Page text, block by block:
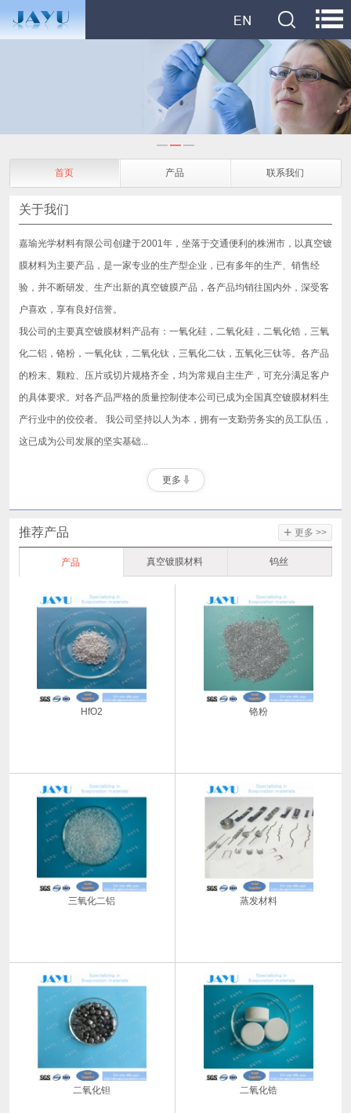
首页 产品 联系我们
关于我们
嘉瑜光学材料有限公司创建于2001年，坐落于交通便利的株洲市，以真空镀
膜材料为主要产品，是一家专业的生产型企业，已有多年的生产、销售经
验，并不断研发、生产出新的真空镀膜产品，各产品均销往国内外，深受客
户喜欢，享有良好信誉。
我公司的主要真空镀膜材料产品有：一氧化硅，二氧化硅，二氧化锆，三氧
化二铝，铬粉，一氧化钛，二氧化钛，三氧化二钛，五氧化三钛等。各产品
的粉末、颗粒、压片或切片规格齐全，均为常规自主生产，可充分满足客户
的具体要求。对各产品严格的质量控制使本公司已成为全国真空镀膜材料生
产行业中的佼佼者。 我公司坚持以人为本，拥有一支勤劳务实的员工队伍，
这已成为公司发展的坚实基础...
更多
推荐产品 + 更多 >>
产品 真空镀膜材料 钨丝
HfO2 铬粉
三氧化二铝 蒸发材料
二氧化钽 二氧化锆